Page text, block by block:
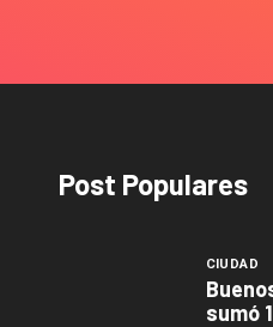
Post Populares
CIUDAD
sumó